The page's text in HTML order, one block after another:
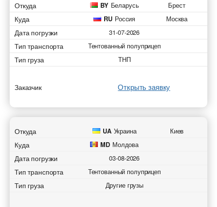
Откуда BY Беларусь Брест
Куда RU Россия Москва
Дата погрузки 31-07-2026
Тип транспорта Тентованный полуприцеп
Тип груза ТНП
Заказчик Открыть заявку
Откуда UA Украина Киев
Куда MD Молдова
Дата погрузки 03-08-2026
Тип транспорта Тентованный полуприцеп
Тип груза Другие грузы